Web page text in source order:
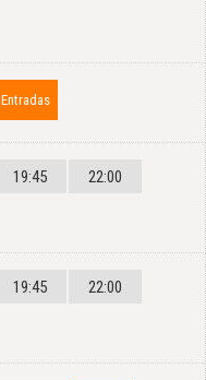
Entradas
19:45 22:00
19:45 22:00